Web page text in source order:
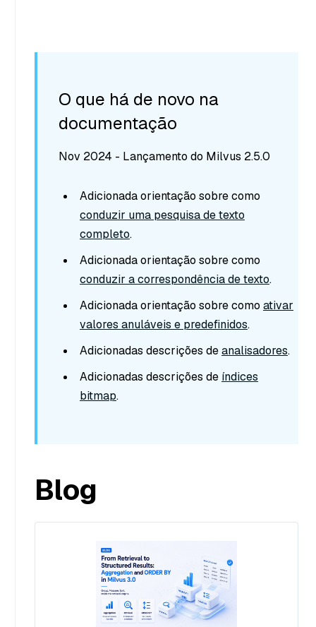
O que há de novo na
documentação
Nov 2024 - Lançamento do Milvus 2.5.0
Adicionada orientação sobre como
conduzir uma pesquisa de texto
completo.
Adicionada orientação sobre como
conduzir a correspondência de texto.
Adicionada orientação sobre como ativar
valores anuláveis e predefinidos.
Adicionadas descrições deanalisadores.
Adicionadas descrições de índices
bitmap.
Blog